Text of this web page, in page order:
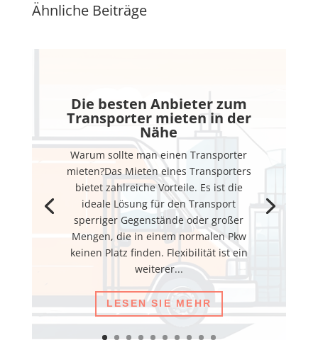
Ähnliche Beiträge
Die besten Anbieter zum
Transporter mieten in der
Nähe
Warum sollte man einen Transporter
mieten?Das Mieten eines Transporters
bietet zahlreiche Vorteile. Es ist die
ideale Lösung für den Transport
sperriger Gegenstände oder großer
Mengen, die in einem normalen Pkw
keinen Platz finden. Flexibilität ist ein
weiterer...
LESEN SIE MEHR